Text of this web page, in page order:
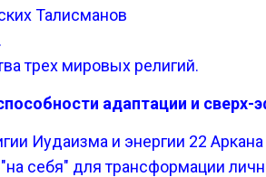
Талисманов
трех мировых религий.
адаптации и
Иудаизма и энергии 22 Аркана
себя" для трансформации